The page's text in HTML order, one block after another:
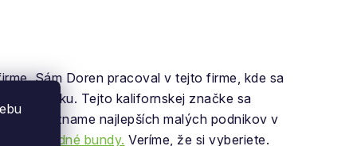
Sám Doren pracoval v tejto firme, kde sa
podniku. Tejto kalifornskej značke sa
v zozname najlepších malých podnikov v
prechodné bundy. Veríme, že si vyberiete.